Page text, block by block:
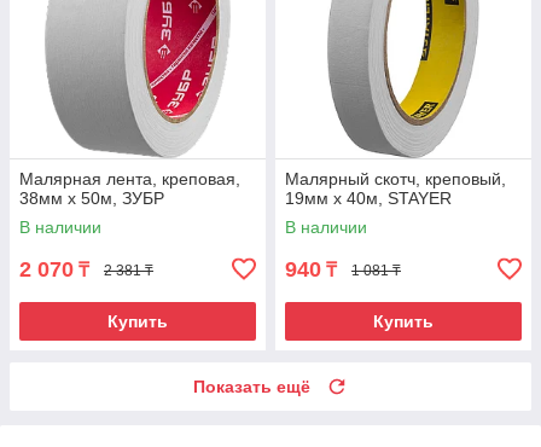
Малярная лента, креповая,
38мм х 50м, ЗУБР
В наличии
2 070 ₸ 2 381 ₸
Купить
Малярный скотч, креповый,
19мм х 40м, STAYER
В наличии
940 ₸ 1 081 ₸
Купить
Показать ещё